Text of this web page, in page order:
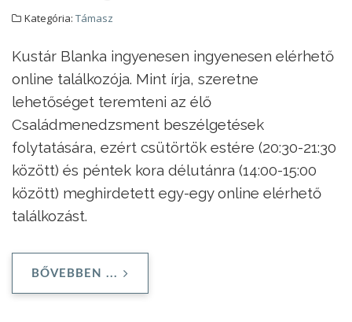
Kategória: Támasz
Kustár Blanka ingyenesen ingyenesen elérhető
online találkozója. Mint írja, szeretne
lehetőséget teremteni az élő
Családmenedzsment beszélgetések
folytatására, ezért csütörtök estére (20:30-21:30
között) és péntek kora délutánra (14:00-15:00
között) meghirdetett egy-egy online elérhető
találkozást.
BŐVEBBEN ...